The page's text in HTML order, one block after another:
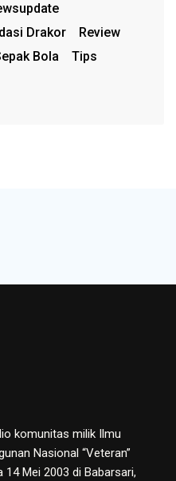
Drakor
Review
Bola
Tips
komunitas milik Ilmu
Nasional “Veteran”
14 Mei 2003 di Babarsari,